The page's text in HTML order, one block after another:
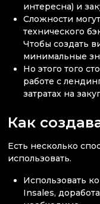
интересна) и
Сложности
технического
Чтобы создать
минимальные
Но этого того
работе с
затратах на
Как
Есть несколько
использовать.
Использовать
Insales,